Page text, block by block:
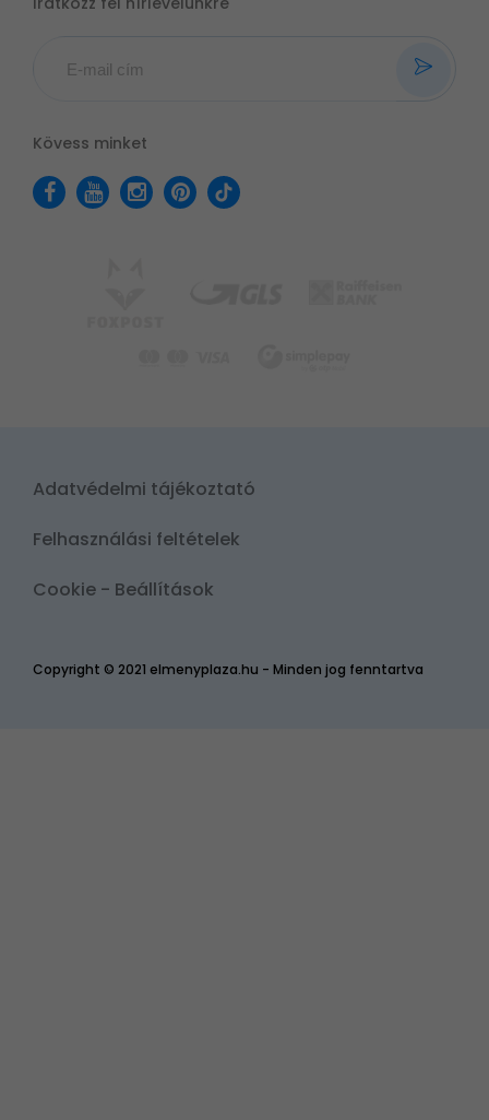
Kövess minket
Copyright © 2021 elmenyplaza.hu - Minden jog fenntartva
Adatvédelmi tájékoztató
Felhasználási feltételek
Cookie - Beállítások